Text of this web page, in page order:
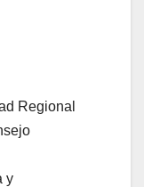
Regional
y